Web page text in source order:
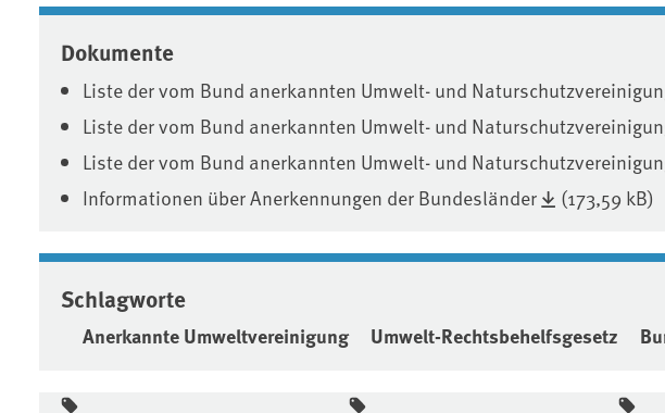
Associated content
Dokumente
Liste der vom Bund anerkannten Umwelt- und
Liste der vom Bund anerkannten Umwelt- und
Liste der vom Bund anerkannten Umwelt- und
Informationen über Anerkennungen der Bundesländer
(173,59 kB)
Schlagworte
Anerkannte Umweltvereinigung Umwelt-Rechtsbehelfsgesetz